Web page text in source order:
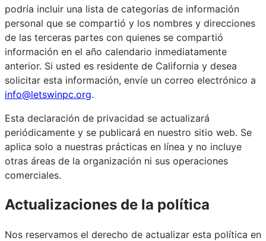
podría incluir una lista de categorías de información
personal que se compartió y los nombres y direcciones
de las terceras partes con quienes se compartió
información en el año calendario inmediatamente
anterior. Si usted es residente de California y desea
solicitar esta información, envíe un correo electrónico a
info@letswinpc.org.
Esta declaración de privacidad se actualizará
periódicamente y se publicará en nuestro sitio web. Se
aplica solo a nuestras prácticas en línea y no incluye
otras áreas de la organización ni sus operaciones
comerciales.
Actualizaciones de la política
Nos reservamos el derecho de actualizar esta política en